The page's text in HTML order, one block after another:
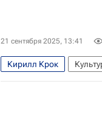
21 сентября 2025, 13:41
Кирилл Крок
Евгений Вахтангов